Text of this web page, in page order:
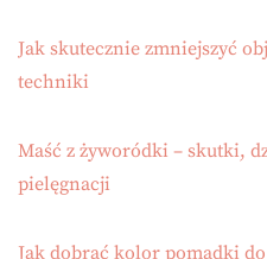
Jak skutecznie zmniejszyć
techniki
Maść z żyworódki – skutki,
pielęgnacji
Jak dobrać kolor pomadki